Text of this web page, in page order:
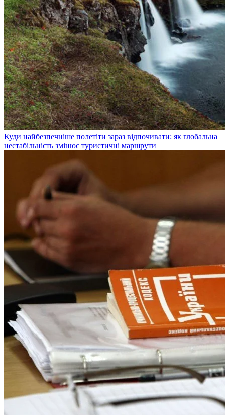
Куди найбезпечніше полетіти зараз відпочивати: як глобальна
нестабільність змінює туристичні маршрути